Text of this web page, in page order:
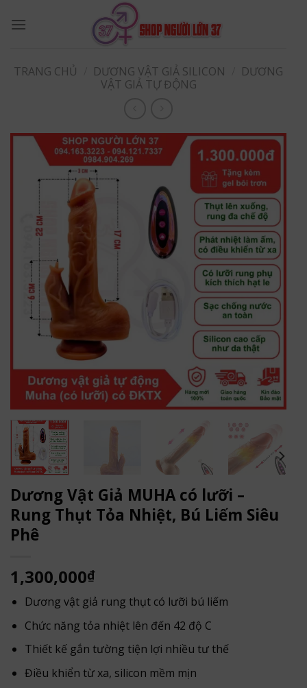
TRANG CHỦ
DƯƠNG VẬT GIẢ SILICON
DƯƠNG
VẬT GIẢ TỰ ĐỘNG
Dương Vật Giả MUHA có lưỡi –
Rung Thụt Tỏa Nhiệt, Bú Liếm Siêu
Phê
1,300,000₫
Dương vật giả rung thụt có lưỡi bú liếm
Chức năng tỏa nhiệt lên đến 42 độ C
Thiết kế gắn tường tiện lợi nhiều tư thế
Điều khiển từ xa, silicon mềm mịn